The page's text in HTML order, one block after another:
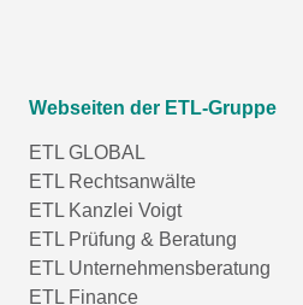
Webseiten der ETL-Gruppe
ETL GLOBAL
ETL Rechtsanwälte
ETL Kanzlei Voigt
ETL Prüfung & Beratung
ETL Unternehmensberatung
ETL Finance